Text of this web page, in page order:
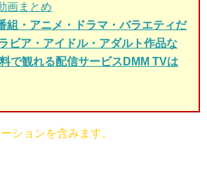
画まとめ
組・アニメ・ドラマ・バラエティだ
ビア・アイドル・アダルト作品な
で観れる配信サービスDMM TVは
ションを含みます。